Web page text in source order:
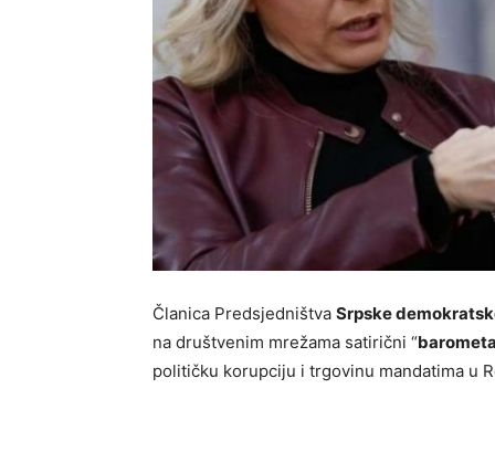
Članica Predsjedništva Srpske
na društvenim mrežama satirični “
političku korupciju i trgovinu mandatima u